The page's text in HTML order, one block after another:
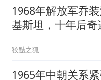
1968年解放军乔
基斯坦，十年后奇
狡黠之狐
1965年中朝关系